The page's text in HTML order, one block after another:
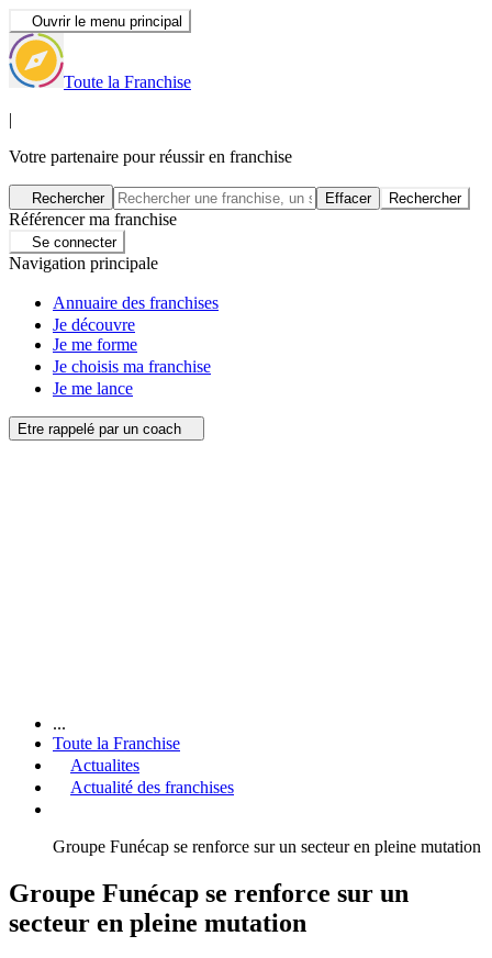
Ouvrir le menu principal
Toute la Franchise
|
Votre partenaire pour réussir en franchise
Rechercher Effacer Rechercher
Référencer ma franchise
Se connecter
Navigation principale
Annuaire des franchises
Je découvre
Je me forme
Je choisis ma franchise
Je me lance
Etre rappelé par un coach
...
Toute la Franchise
Actualites
Actualité des franchises
Groupe Funécap se renforce sur un secteur en pleine mutation
Groupe Funécap se renforce sur un
secteur en pleine mutation